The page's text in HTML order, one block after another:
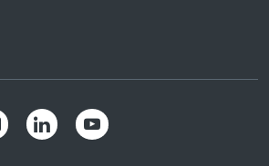
Instagram LinkedIn